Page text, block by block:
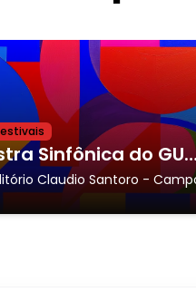
Orquestra Sinfônica do GURI de São José dos Campos no Auditório Claudio Santoro
Claudio Santoro -
Jordão